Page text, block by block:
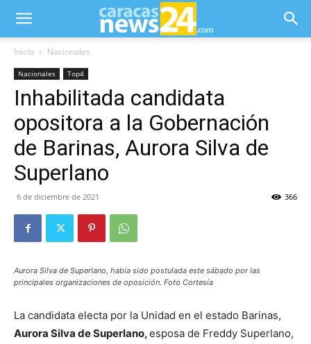
Inicio Nacionales
Nacionales Top4
Inhabilitada candidata
opositora a la Gobernación
de Barinas, Aurora Silva de
Superlano
6 de diciembre de 2021 366
Aurora Silva de Superlano, había sido postulada este sábado por las
principales organizaciones de oposición. Foto Cortesía
La candidata electa por la Unidad en el estado Barinas,
Aurora Silva de Superlano,esposa de Freddy Superlano,